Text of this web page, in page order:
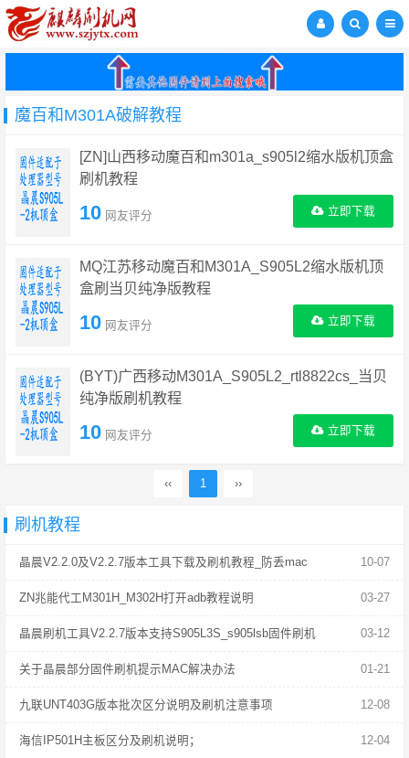
魔百和M301A破解教程
[ZN]山西移动魔百和m301a_s905l2缩水版机顶盒
刷机教程
10 网友评分 立即下载
MQ江苏移动魔百和M301A_S905L2缩水版机顶
盒刷当贝纯净版教程
10 网友评分 立即下载
(BYT)广西移动M301A_S905L2_rtl8822cs_当贝
纯净版刷机教程
10 网友评分 立即下载
‹‹ 1 ››
刷机教程
10-07
晶晨V2.2.0及V2.2.7版本工具下载及刷机教程_防丢mac
03-27
ZN兆能代工M301H_M302H打开adb教程说明
03-12
晶晨刷机工具V2.2.7版本支持S905L3S_s905lsb固件刷机
01-21
关于晶晨部分固件刷机提示MAC解决办法
12-08
九联UNT403G版本批次区分说明及刷机注意事项
12-04
海信IP501H主板区分及刷机说明；